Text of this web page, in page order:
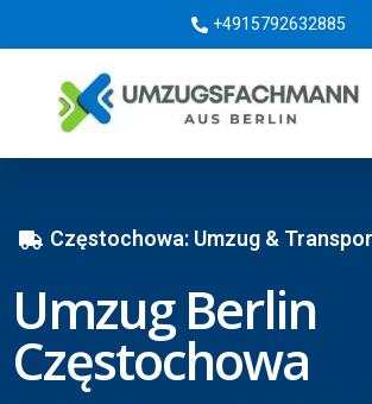
+4915792632885
Częstochowa: Umzug &
Umzug Berlin
Częstochowa